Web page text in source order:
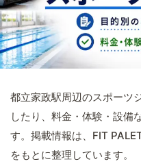
都立家政駅周辺のスポーツ
したり、料金・体験・設備
す。掲載情報は、FIT
をもとに整理しています。